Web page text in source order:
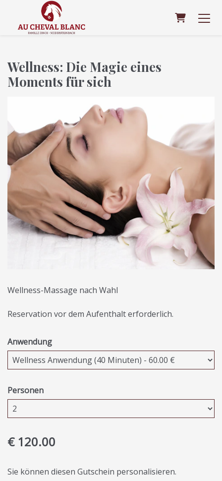
Wellness: Die Magie eines
Moments für sich
Wellness-Massage nach Wahl
Reservation vor dem Aufenthalt erforderlich.
Anwendung
Personen
€ 120.00
Sie können diesen Gutschein personalisieren.